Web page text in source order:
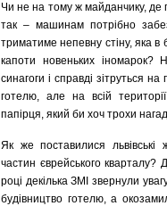
Чи не на тому ж майданчику, де
так – машинам потрібно
триматиме непевну стіну, яка
капоти новеньких іномарок?
синагоги і справді зітруться
готелю, але на всій
папірця, який би хоч трохи
Як же поставилися львівські
частин єврейського
році декілька ЗМІ звернули
будівництво готелю, а